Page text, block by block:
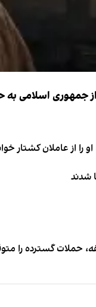
از جمهوری اسلامی
را از عاملان کشتار
حملات گسترده را